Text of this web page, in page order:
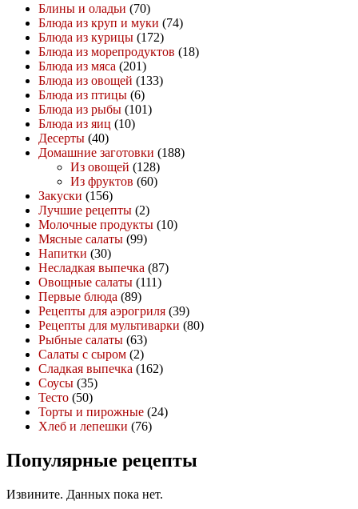
Блины и оладьи (70)
Блюда из круп и муки (74)
Блюда из курицы (172)
Блюда из морепродуктов (18)
Блюда из мяса (201)
Блюда из овощей (133)
Блюда из птицы (6)
Блюда из рыбы (101)
Блюда из яиц (10)
Десерты (40)
Домашние заготовки (188)
Из овощей (128)
Из фруктов (60)
Закуски (156)
Лучшие рецепты (2)
Молочные продукты (10)
Мясные салаты (99)
Напитки (30)
Несладкая выпечка (87)
Овощные салаты (111)
Первые блюда (89)
Рецепты для аэрогриля (39)
Рецепты для мультиварки (80)
Рыбные салаты (63)
Салаты с сыром (2)
Сладкая выпечка (162)
Соусы (35)
Тесто (50)
Торты и пирожные (24)
Хлеб и лепешки (76)
Популярные рецепты
Извините. Данных пока нет.